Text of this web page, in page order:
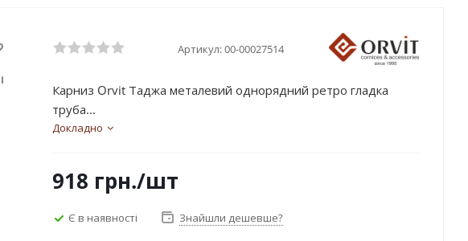
Артикул:00-00027514
Карниз Orvit Таджа металевий однорядний ретро гладка
труба...
Докладно
918 грн./шт
Є в наявності Знайшли дешевше?